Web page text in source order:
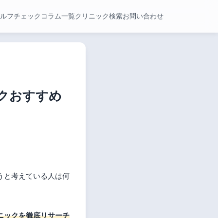
フチェック コラム一覧クリニック検索お問い合わせ
おすすめ
と考えている人は何
ックを徹底リサーチ